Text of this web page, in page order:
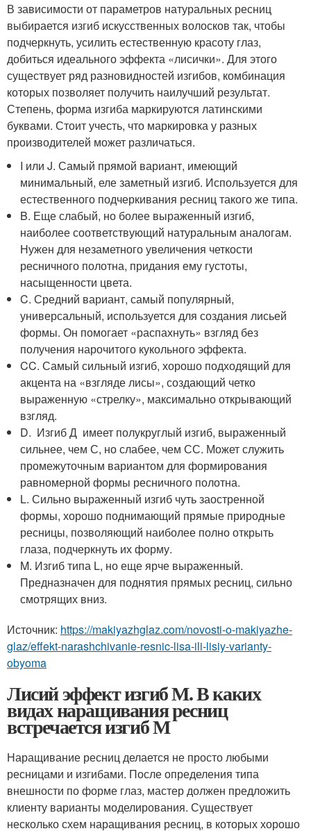
В зависимости от параметров натуральных ресниц
выбирается изгиб искусственных волосков так, чтобы
подчеркнуть, усилить естественную красоту глаз,
добиться идеального эффекта «лисички». Для этого
существует ряд разновидностей изгибов, комбинация
которых позволяет получить наилучший результат.
Степень, форма изгиба маркируются латинскими
буквами. Стоит учесть, что маркировка у разных
производителей может различаться.
I или J. Самый прямой вариант, имеющий
минимальный, еле заметный изгиб. Используется для
естественного подчеркивания ресниц такого же типа.
B. Еще слабый, но более выраженный изгиб,
наиболее соответствующий натуральным аналогам.
Нужен для незаметного увеличения четкости
ресничного полотна, придания ему густоты,
насыщенности цвета.
C. Средний вариант, самый популярный,
универсальный, используется для создания лисьей
формы. Он помогает «распахнуть» взгляд без
получения нарочитого кукольного эффекта.
CC. Самый сильный изгиб, хорошо подходящий для
акцента на «взгляде лисы», создающий четко
выраженную «стрелку», максимально открывающий
взгляд.
D. Изгиб Д имеет полукруглый изгиб, выраженный
сильнее, чем С, но слабее, чем СС. Может служить
промежуточным вариантом для формирования
равномерной формы ресничного полотна.
L. Сильно выраженный изгиб чуть заостренной
формы, хорошо поднимающий прямые природные
ресницы, позволяющий наиболее полно открыть
глаза, подчеркнуть их форму.
M. Изгиб типа L, но еще ярче выраженный.
Предназначен для поднятия прямых ресниц, сильно
смотрящих вниз.
Источник: https://makiyazhglaz.com/novosti-o-makiyazhe-
glaz/effekt-narashchivanie-resnic-lisa-ili-lisiy-varianty-
obyoma
Лисий эффект изгиб М. В каких
видах наращивания ресниц
встречается изгиб М
Наращивание ресниц делается не просто любыми
ресницами и изгибами. После определения типа
внешности по форме глаз, мастер должен предложить
клиенту варианты моделирования. Существует
несколько схем наращивания ресниц, в которых хорошо